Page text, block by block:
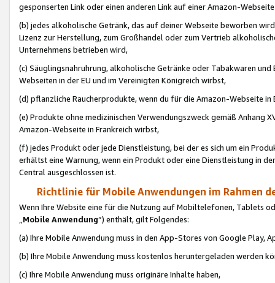
gesponserten Link oder einen anderen Link auf einer Amazon-
(b) jedes alkoholische Getränk, das auf deiner Webseite beworben
Lizenz zur Herstellung, zum Großhandel oder zum Vertrieb
Unternehmens betrieben wird,
(c) Säuglingsnahruhrung, alkoholische Getränke oder Tabakwaren
Webseiten in der EU und im Vereinigten Königreich wirbst,
(d) pflanzliche Raucherprodukte, wenn du für die Amazon-Webseite in
(e) Produkte ohne medizinischen Verwendungszweck gemäß Anhang
Amazon-Webseite in Frankreich wirbst,
(f) jedes Produkt oder jede Dienstleistung, bei der es sich um ein
erhältst eine Warnung, wenn ein Produkt oder eine Dienstleistung in
Central ausgeschlossen ist.
Richtlinie für Mobile Anwendungen im Rahmen
Wenn Ihre Website eine für die Nutzung auf Mobiltelefonen, Tablets
„Mobile Anwendung“) enthält, gilt Folgendes:
(a) Ihre Mobile Anwendung muss in den App-Stores von Google Play,
(b) Ihre Mobile Anwendung muss kostenlos heruntergeladen werden
(c) Ihre Mobile Anwendung muss originäre Inhalte haben,